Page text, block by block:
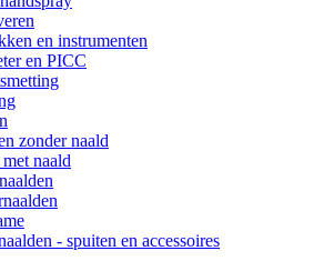
en instrumenten
en PICC
zonder naald
naald
- spuiten en accessoires